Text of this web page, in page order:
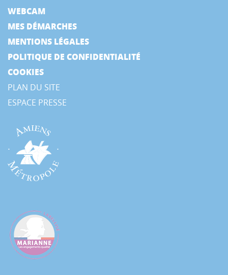
WEBCAM
MES DÉMARCHES
MENTIONS LÉGALES
POLITIQUE DE CONFIDENTIALITÉ
COOKIES
PLAN DU SITE
ESPACE PRESSE